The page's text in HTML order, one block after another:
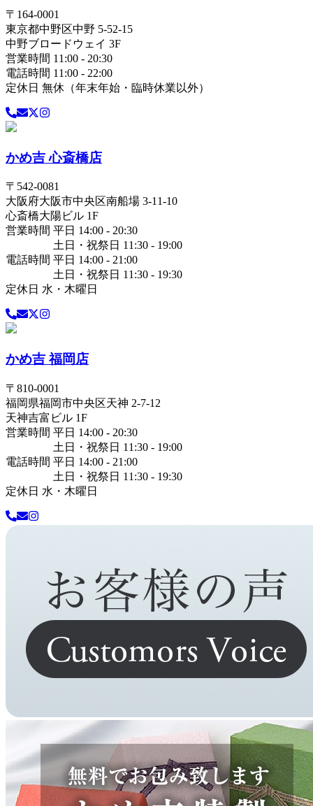
〒 164-0001
東京都中野区中野 5-52-15
中野ブロードウェイ 3F
営業時間 11:00 - 20:30
電話時間 11:00 - 22:00
定休日 無休（年末年始・臨時休業以外）
かめ吉 心斎橋店
〒 542-0081
大阪府大阪市中央区南船場 3-11-10
心斎橋大陽ビル 1F
営業時間 平日 14:00 - 20:30
土日・祝祭日 11:30 - 19:00
電話時間 平日 14:00 - 21:00
土日・祝祭日 11:30 - 19:30
定休日 水・木曜日
かめ吉 福岡店
〒 810-0001
福岡県福岡市中央区天神 2-7-12
天神吉富ビル 1F
営業時間 平日 14:00 - 20:30
土日・祝祭日 11:30 - 19:00
電話時間 平日 14:00 - 21:00
土日・祝祭日 11:30 - 19:30
定休日 水・木曜日